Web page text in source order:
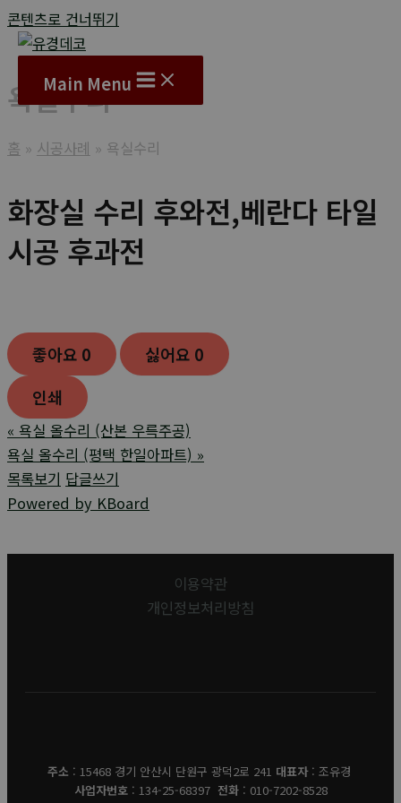
콘텐츠로 건너뛰기
Main Menu
욕실수리
홈 시공사례 욕실수리
화장실 수리 후와전,베란다 타일
시공 후과전
좋아요 0 싫어요 0
인쇄
« 욕실 올수리 (산본 우륵주공)
욕실 올수리 (평택 한일아파트) »
목록보기 답글쓰기
Powered by KBoard
이용약관
개인정보처리방침
주소 : 15468 경기 안산시 단원구 광덕2로 241 대표자: 조유경
사업자번호: 134-25-68397 전화: 010-7202-8528